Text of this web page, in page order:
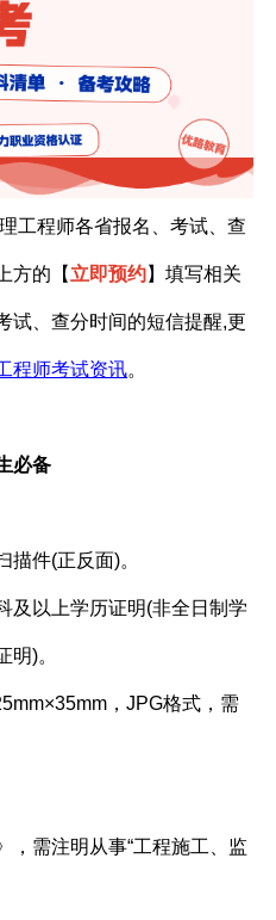
工程师各省报名、考试、查
方的【 立即预约】填写相关
试、查分时间的短信提醒,更
程师考试资讯。
必备
描件(正反面)。
及以上学历证明(非全日制学
明)。
，JPG格式，需
，需注明从事“工程施工、监